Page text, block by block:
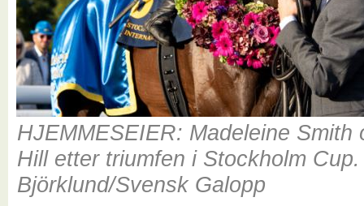
HJEMMESEIER: Madeleine Smith
Hill etter triumfen i Stockholm
Björklund/Svensk Galopp